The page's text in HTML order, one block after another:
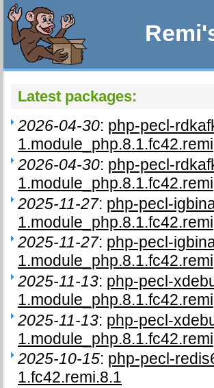
Latest packages:
2026-04-30: php-pecl-
1.module_php.8.1.fc42.remi
2026-04-30: php-pecl-
1.module_php.8.1.fc42.remi
2025-11-27: php-pecl-
1.module_php.8.1.fc42.remi
2025-11-27: php-pecl-
1.module_php.8.1.fc42.remi
2025-11-13: php-pecl-
1.module_php.8.1.fc42.remi
2025-11-13: php-pecl-
1.module_php.8.1.fc42.remi
2025-10-15: php-pecl-
1.fc42.remi.8.1